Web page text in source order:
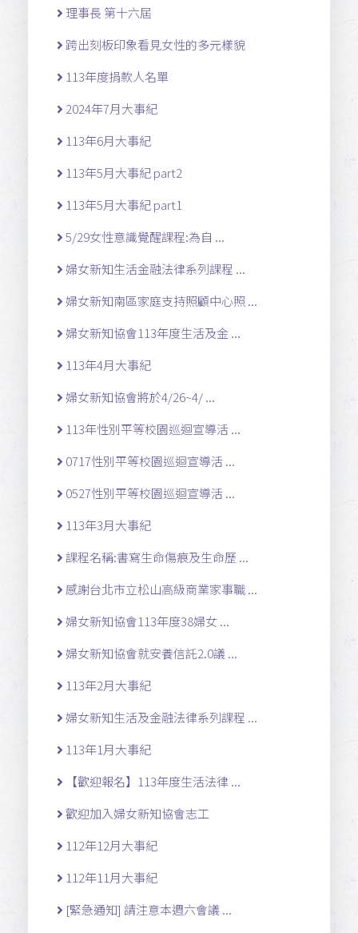
理事長 第十六屆
跨出刻板印象看見女性的多元樣貌
113年度捐款人名單
2024年7月大事紀
113年6月大事紀
113年5月大事紀 part2
113年5月大事紀 part1
5/29女性意識覺醒課程:為自 ...
婦女新知生活金融法律系列課程 ...
婦女新知南區家庭支持照顧中心照 ...
婦女新知協會113年度生活及金 ...
113年4月大事紀
婦女新知協會將於4/26~4/ ...
113年性別平等校園巡迴宣導活 ...
0717性別平等校園巡迴宣導活 ...
0527性別平等校園巡迴宣導活 ...
113年3月大事紀
課程名稱:書寫生命傷痕及生命歷 ...
感謝台北市立松山高級商業家事職 ...
婦女新知協會113年度38婦女 ...
婦女新知協會就安養信託2.0議 ...
113年2月大事紀
婦女新知生活及金融法律系列課程 ...
113年1月大事紀
【歡迎報名】113年度生活法律 ...
歡迎加入婦女新知協會志工
112年12月大事紀
112年11月大事紀
[緊急通知] 請注意本週六會議 ...